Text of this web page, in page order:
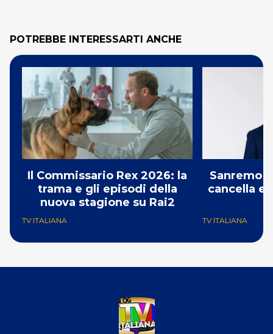
POTREBBE INTERESSARTI ANCHE
Il Commissario Rex 2026: la
trama e gli episodi della
nuova stagione su Rai2
TV ITALIANA
Sanremo
cancella e
TV ITALIANA